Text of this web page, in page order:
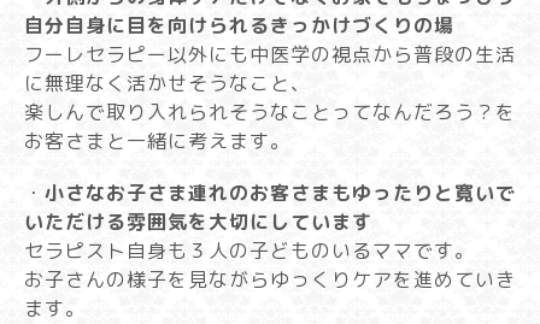
自分自身に目を向けられるきっかけづくりの場
フーレセラピー以外にも中医学の視点から普段の生活
に無理なく活かせそうなこと、
楽しんで取り入れられそうなことってなんだろう？を
お客さまと一緒に考えます。
・ 小さなお子さま連れのお客さまもゆったりと寛いで
いただける雰囲気を大切にしています
セラピスト自身も３人の子どものいるママです。
お子さんの様子を見ながらゆっくりケアを進めていき
ます。